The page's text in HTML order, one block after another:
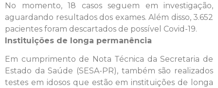
No momento, 18 casos seguem em investigação,
aguardando resultados dos exames. Além disso, 3.652
pacientes foram descartados de possível Covid-19.
Instituições de longa permanência
Em cumprimento de Nota Técnica da Secretaria de
Estado da Saúde (SESA-PR), também são realizados
testes em idosos que estão em instituições de longa